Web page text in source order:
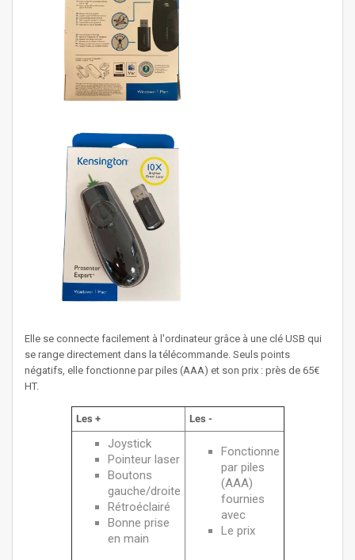
Elle se connecte facilement à l'ordinateur grâce à une clé USB qui
se range directement dans la télécommande. Seuls points
négatifs, elle fonctionne par piles (AAA) et son prix : près de 65€
HT.
Les + Les -
Joystick
Pointeur laser
Boutons
gauche/droite
Rétroéclairé
Bonne prise
en main
Fonctionne
par piles
(AAA)
fournies
avec
Le prix